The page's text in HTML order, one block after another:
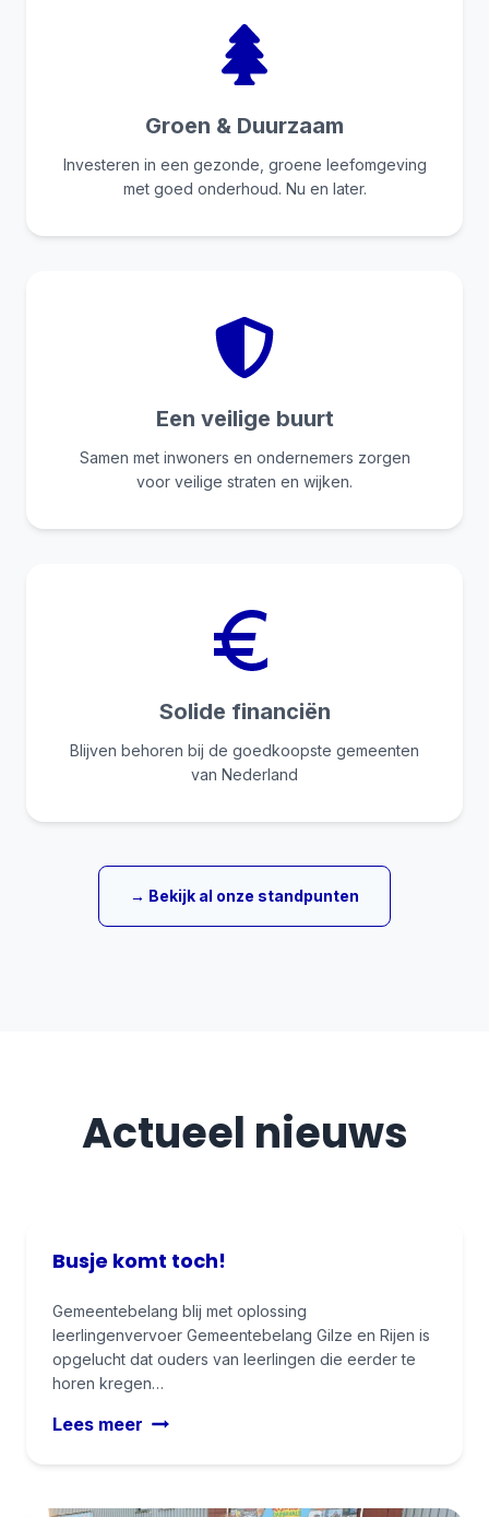
Groen & Duurzaam
Investeren in een gezonde, groene leefomgeving
met goed onderhoud. Nu en later.
Een veilige buurt
Samen met inwoners en ondernemers zorgen
voor veilige straten en wijken.
Solide financiën
Blijven behoren bij de goedkoopste gemeenten
van Nederland
→ Bekijk al onze standpunten
Actueel nieuws
Busje komt toch!
Gemeentebelang blij met oplossing
leerlingenvervoer Gemeentebelang Gilze en Rijen is
opgelucht dat ouders van leerlingen die eerder te
horen kregen…
Lees meer B
j